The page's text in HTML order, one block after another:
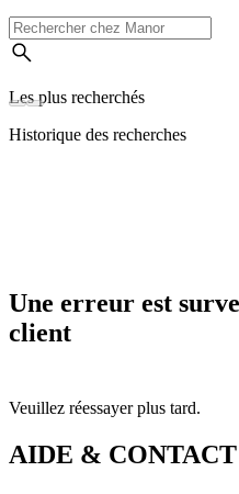
Les plus recherchés
Historique des recherches
Une erreur est
client
Veuillez réessayer plus tard.
AIDE & CONTACT